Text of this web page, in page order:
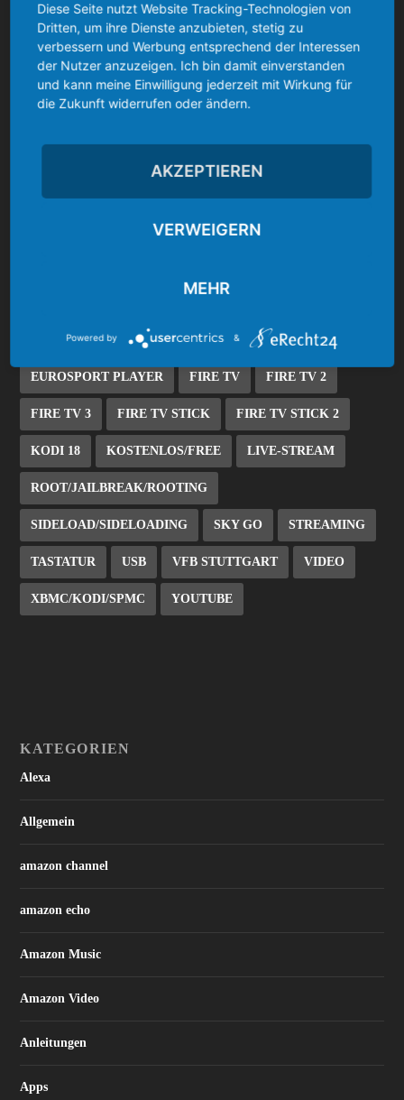
AMAZON CYBER MONDAY AMAZON ECHO
AMAZON ECHO DOT AMAZON FIRE TV
AMAZON FIRE TV 2 AMAZON VIDEO ANGEBOT
BORUSSIA MÖNCHENGLADBACH
EINTRACHT FRANKFURT ES FILE EXPLORER
EUROSPORT PLAYER FIRE TV FIRE TV 2
FIRE TV 3 FIRE TV STICK FIRE TV STICK 2
KODI 18 KOSTENLOS/FREE LIVE-STREAM
ROOT/JAILBREAK/ROOTING
SIDELOAD/SIDELOADING SKY GO STREAMING
TASTATUR USB VFB STUTTGART VIDEO
XBMC/KODI/SPMC YOUTUBE
KATEGORIEN
Alexa
Allgemein
amazon channel
amazon echo
Amazon Music
Amazon Video
Anleitungen
Apps
Diese Seite nutzt Website Tracking-Technologien von
Dritten, um ihre Dienste anzubieten, stetig zu
verbessern und Werbung entsprechend der Interessen
der Nutzer anzuzeigen. Ich bin damit einverstanden
und kann meine Einwilligung jederzeit mit Wirkung für
die Zukunft widerrufen oder ändern.
AKZEPTIEREN
VERWEIGERN
MEHR
Powered by &